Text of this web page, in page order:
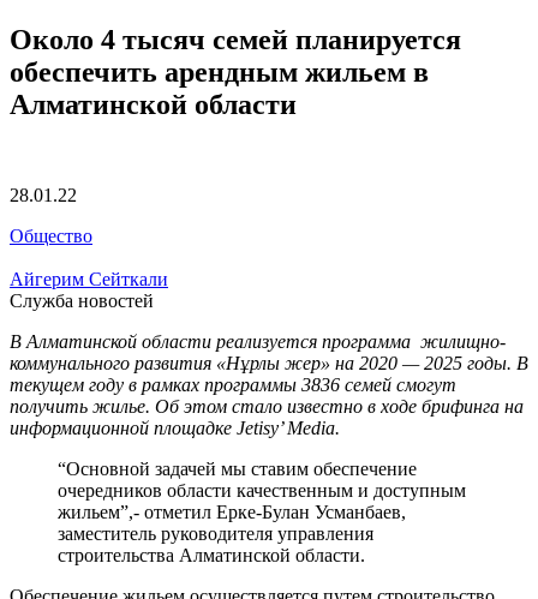
Около 4 тысяч семей планируется
обеспечить арендным жильем в
Алматинской области
28.01.22
Общество
Айгерим Сейткали
Служба новостей
В Алматинской области реализуется программа жилищно-
коммунального развития «Нұрлы жер» на 2020 — 2025 годы. В
текущем году в рамках программы 3836 семей смогут
получить жилье. Об этом стало известно в ходе брифинга на
информационной площадке Jetisy’ Media.
“Основной задачей мы ставим обеспечение
очередников области качественным и доступным
жильем”,- отметил Ерке-Булан Усманбаев,
заместитель руководителя управления
строительства Алматинской области.